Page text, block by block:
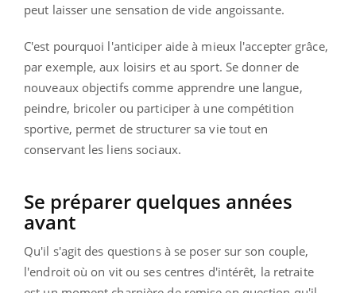
peut laisser une sensation de vide angoissante.
C'est pourquoi l'anticiper aide à mieux l'accepter grâce,
par exemple, aux loisirs et au sport. Se donner de
nouveaux objectifs comme apprendre une langue,
peindre, bricoler ou participer à une compétition
sportive, permet de structurer sa vie tout en
conservant les liens sociaux.
Se préparer quelques années
avant
Qu'il s'agit des questions à se poser sur son couple,
l'endroit où on vit ou ses centres d'intérêt, la retraite